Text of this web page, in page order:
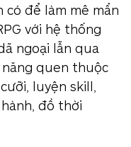
có để làm mê mẩn
với hệ thống
ngoại lẫn qua
quen thuộc
luyện skill,
đồ thời